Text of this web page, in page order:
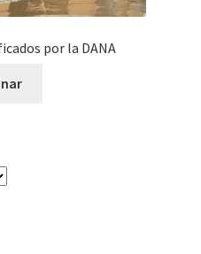
por la DANA